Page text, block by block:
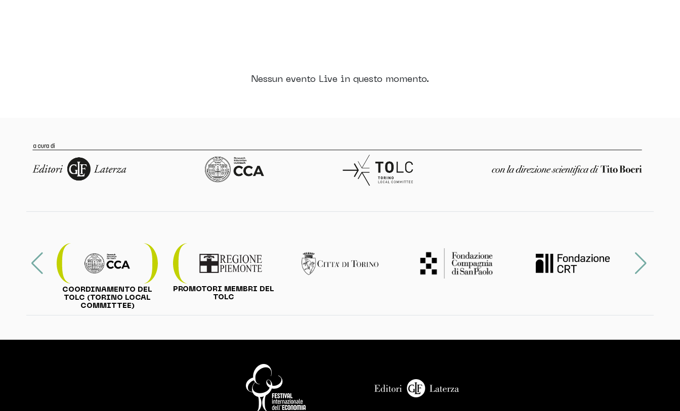
Nessun evento Live in questo momento.
COORDINAMENTO DEL
TOLC (TORINO LOCAL
COMMITTEE)
PROMOTORI MEMBRI DEL
TOLC